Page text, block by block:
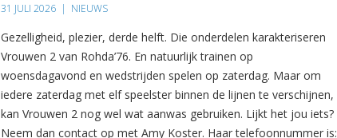
31 JULI 2026 | NIEUWS
Gezelligheid, plezier, derde helft. Die onderdelen karakteriseren
Vrouwen 2 van Rohda’76. En natuurlijk trainen op
woensdagavond en wedstrijden spelen op zaterdag. Maar om
iedere zaterdag met elf speelster binnen de lijnen te verschijnen,
kan Vrouwen 2 nog wel wat aanwas gebruiken. Lijkt het jou iets?
Neem dan contact op met Amy Koster. Haar telefoonnummer is: